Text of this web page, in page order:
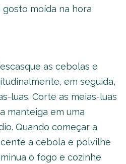
moída na hora
as cebolas e
em seguida,
luas. Corte as meias-luas
manteiga em uma
Quando começar a
a cebola e polvilhe
o fogo e cozinhe